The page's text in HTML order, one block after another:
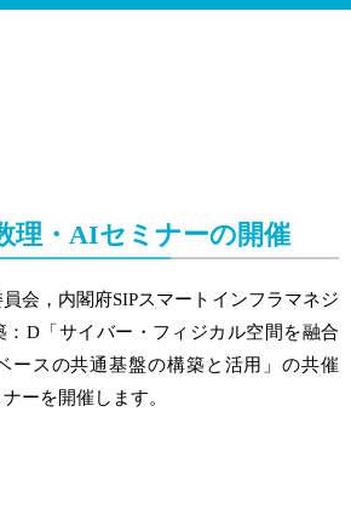
理・AIセミナーの開催
会，内閣府SIPスマートインフラマネジ
：D「サイバー・フィジカル空間を融合
ースの共通基盤の構築と活用」の共催
ーを開催します。